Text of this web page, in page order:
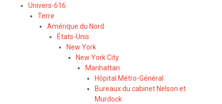
Univers-616
Terre
Amérique du Nord
États-Unis
New York
New York City
Manhattan
Hôpital Métro-Général
Bureaux du cabinet Nelson et
Murdock